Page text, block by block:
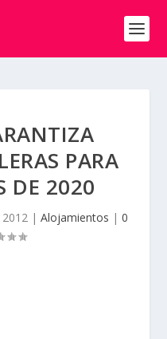
PARA
DE 2020
| Alojamientos | 0